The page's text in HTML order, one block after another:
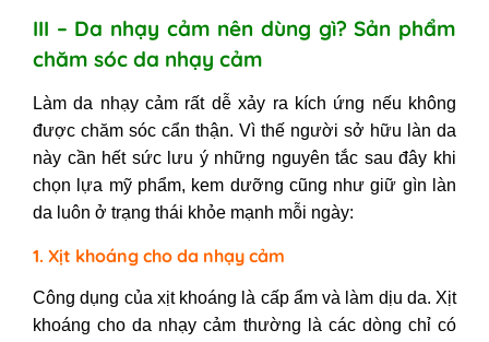
III – Da nhạy cảm nên dùng gì? Sản phẩm
chăm sóc da nhạy cảm
Làm da nhạy cảm rất dễ xảy ra kích ứng nếu không
được chăm sóc cẩn thận. Vì thế người sở hữu làn da
này cần hết sức lưu ý những nguyên tắc sau đây khi
chọn lựa mỹ phẩm, kem dưỡng cũng như giữ gìn làn
da luôn ở trạng thái khỏe mạnh mỗi ngày:
1. Xịt khoáng cho da nhạy cảm
Công dụng của xịt khoáng là cấp ẩm và làm dịu da. Xịt
khoáng cho da nhạy cảm thường là các dòng chỉ có